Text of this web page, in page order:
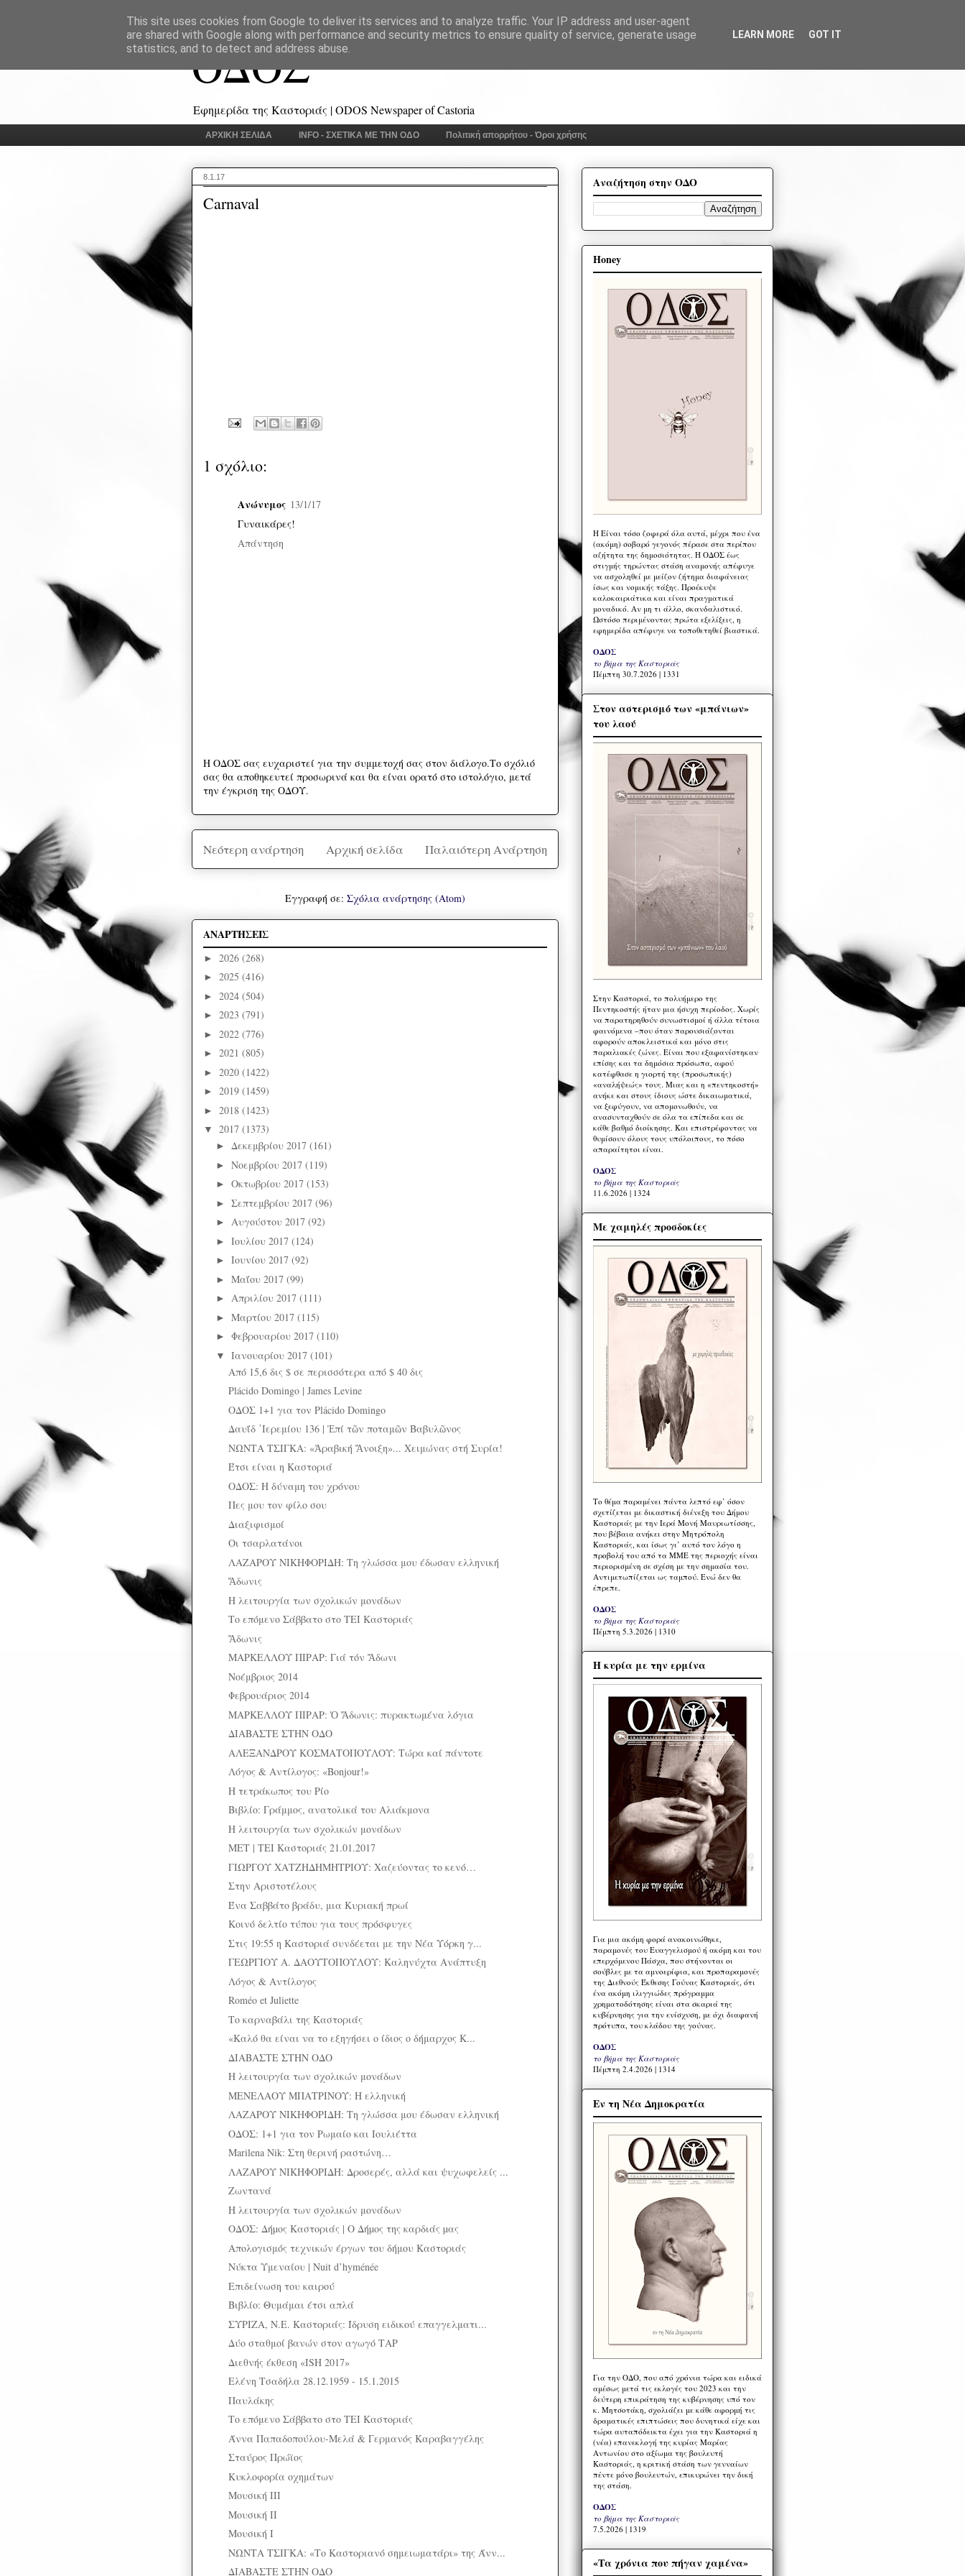
ΟΔΟΣ
Εφημερίδα της Καστοριάς | ODOS Newspaper of Castoria
ΑΡΧΙΚΗ ΣΕΛΙΔΑ INFO - ΣΧΕΤΙΚΑ ΜΕ ΤΗΝ ΟΔΟ Πολιτική απορρήτου - Όροι χρήσης
8.1.17
Carnaval
1 σχόλιο:
Ανώνυμος 13/1/17
Γυναικάρες!
Απάντηση
Η ΟΔΟΣ σας ευχαριστεί για την συμμετοχή σας στον διάλογο.Το σχόλιό
σας θα αποθηκευτεί προσωρινά και θα είναι ορατό στο ιστολόγιο, μετά
την έγκριση της ΟΔΟΥ.
Νεότερη ανάρτηση Παλαιότερη Ανάρτηση
Αρχική σελίδα
Εγγραφή σε: Σχόλια ανάρτησης (Atom)
ΑΝΑΡΤΗΣΕΙΣ
► 2026 (268)
► 2025 (416)
► 2024 (504)
► 2023 (791)
► 2022 (776)
► 2021 (805)
► 2020 (1422)
► 2019 (1459)
► 2018 (1423)
▼ 2017 (1373)
► Δεκεμβρίου 2017 (161)
► Νοεμβρίου 2017 (119)
► Οκτωβρίου 2017 (153)
► Σεπτεμβρίου 2017 (96)
► Αυγούστου 2017 (92)
► Ιουλίου 2017 (124)
► Ιουνίου 2017 (92)
► Μαΐου 2017 (99)
► Απριλίου 2017 (111)
► Μαρτίου 2017 (115)
► Φεβρουαρίου 2017 (110)
▼ Ιανουαρίου 2017 (101)
Από 15,6 δις $ σε περισσότερα από $ 40 δις
Plácido Domingo | James Levine
ΟΔΟΣ 1+1 για τον Plácido Domingo
Δαυΐδ ῾Ιερεμίου 136 | Ἐπί τῶν ποταμῶν Βαβυλῶνος
ΝΩΝΤΑ ΤΣΙΓΚΑ: «Ἀραβική Ἄνοιξη»... Χειμώνας στή Συρία!
Έτσι είναι η Καστοριά
ΟΔΟΣ: H δύναμη του χρόνου
Πες μου τον φίλο σου
Διαξιφισμοί
Οι τσαρλατάνοι
ΛΑΖΑΡΟΥ ΝΙΚΗΦΟΡΙΔΗ: Τη γλώσσα μου έδωσαν ελληνική
Ἄδωνις
Η λειτουργία των σχολικών μονάδων
Το επόμενο Σάββατο στο ΤΕΙ Καστοριάς
Ἄδωνις
ΜΑΡΚΕΛΛΟΥ ΠΙΡΑΡ: Γιά τόν Ἄδωνι
Νοέμβριος 2014
Φεβρουάριος 2014
ΜΑΡΚΕΛΛΟΥ ΠΙΡΑΡ: Ὁ Ἄδωνις: πυρακτωμένα λόγια
ΔΙΑΒΑΣΤΕ ΣΤΗΝ ΟΔΟ
ΑΛΕΞΑΝΔΡΟΥ ΚΟΣΜΑΤΟΠΟΥΛΟΥ: Τώρα καί πάντοτε
Λόγος & Αντίλογος: «Bonjour!»
Η τετράκωπος του Ρίο
Βιβλίο: Γράμμος, ανατολικά του Αλιάκμονα
Η λειτουργία των σχολικών μονάδων
ΜΕΤ | ΤΕΙ Καστοριάς 21.01.2017
ΓΙΩΡΓΟΥ ΧΑΤΖΗΔΗΜΗΤΡΙΟΥ: Χαζεύοντας το κενό…
Στην Αριστοτέλους
Ένα Σαββάτο βράδυ, μια Κυριακή πρωί
Κοινό δελτίο τύπου για τους πρόσφυγες
Στις 19:55 η Καστοριά συνδέεται με την Νέα Υόρκη γ...
ΓΕΩΡΓΙΟΥ Α. ΔΑΟΥΤΟΠΟΥΛΟΥ: Καληνύχτα Ανάπτυξη
Λόγος & Αντίλογος
Roméo et Juliette
Το καρναβάλι της Καστοριάς
«Καλό θα είναι να το εξηγήσει ο ίδιος ο δήμαρχος Κ...
ΔΙΑΒΑΣΤΕ ΣΤΗΝ ΟΔΟ
Η λειτουργία των σχολικών μονάδων
ΜΕΝΕΛΑΟΥ ΜΠΑΤΡΙΝΟΥ: Η ελληνική
ΛΑΖΑΡΟΥ ΝΙΚΗΦΟΡΙΔΗ: Τη γλώσσα μου έδωσαν ελληνική
ΟΔΟΣ: 1+1 για τον Ρωμαίο και Ιουλιέττα
Marilena Nik: Στη θερινή ραστώνη…
ΛΑΖΑΡΟΥ ΝΙΚΗΦΟΡΙΔΗ: Δροσερές, αλλά και ψυχωφελείς ...
Ζωντανά
Η λειτουργία των σχολικών μονάδων
ΟΔΟΣ: Δήµος Καστοριάς | Ο Δήµος της καρδιάς µας
Απολογισμός τεχνικών έργων του δήμου Καστοριάς
Νύκτα Υμεναίου | Nuit d’hyménée
Επιδείνωση του καιρού
Βιβλίο: Θυμάμαι έτσι απλά
ΣΥΡΙΖΑ, Ν.Ε. Καστοριάς: Ίδρυση ειδικού επαγγελματι...
Δύο σταθμοί βανών στον αγωγό ΤΑΡ
Διεθνής έκθεση «ISH 2017»
Ελένη Τσαδήλα 28.12.1959 - 15.1.2015
Παυλάκης
Το επόμενο Σάββατο στο ΤΕΙ Καστοριάς
Άννα Παπαδοπούλου-Μελά & Γερμανός Καραβαγγέλης
Σταύρος Πρώϊος
Κυκλοφορία οχημάτων
Μουσική III
Μουσική II
Μουσική I
ΝΩΝΤΑ ΤΣΙΓΚΑ: «Τo Καστοριανό σημειωματάρι» της Άνν...
ΔΙΑΒΑΣΤΕ ΣΤΗΝ ΟΔΟ
Αναζήτηση στην ΟΔΟ
Honey
Η Eίναι τόσο ζοφερά όλα αυτά, μέχρι που ένα
(ακόμη) σοβαρό γεγονός πέρασε στα περίπου
αζήτητα της δημοσιότητας. Η ΟΔΟΣ έως
στιγμής τηρώντας στάση αναμονής απέφυγε
να ασχοληθεί με μείζον ζήτημα διαφάνειας
ίσως και νομικής τάξης. Προέκυψε
καλοκαιριάτικα και είναι πραγματικά
μοναδικό. Αν μη τι άλλο, σκανδαλιστικό.
Ωστόσο περιμένοντας πρώτα εξελίξεις, η
εφημερίδα απέφυγε να τοποθετηθεί βιαστικά.
ΟΔΟΣ
το βήμα της Καστοριάς
Πέμπτη 30.7.2026 | 1331
Στον αστερισμό των «μπάνιων»
του λαού
Στην Καστοριά, το πολυήμερο της
Πεντηκοστής ήταν μια ήσυχη περίοδος. Χωρίς
να παρατηρηθούν συνωστισμοί ή άλλα τέτοια
φαινόμενα –που όταν παρουσιάζονται
αφορούν αποκλειστικά και μόνο στις
παραλιακές ζώνες. Είναι που εξαφανίστηκαν
επίσης και τα δημόσια πρόσωπα, αφού
κατέφθασε η γιορτή της (προσωπικής)
«αναλήψεώς» τους. Μιας και η «πεντηκοστή»
ανήκε και στους ίδιους ώστε δικαιωματικά,
να ξεφύγουν, να απομονωθούν, να
ανασυνταχθούν σε όλα τα επίπεδα και σε
κάθε βαθμό διοίκησης. Και επιστρέφοντας να
θυμίσουν όλους τους υπόλοιπους, το πόσο
απαραίτητοι είναι.
ΟΔΟΣ
το βήμα της Καστοριάς
11.6.2026 | 1324
Με χαμηλές προσδοκίες
Το θέμα παραμένει πάντα λεπτό εφ’ όσον
σχετίζεται με δικαστική διένεξη του Δήμου
Καστοριάς με την Ιερά Μονή Μαυριωτίσσης,
που βέβαια ανήκει στην Μητρόπολη
Καστοριάς, και ίσως γι’ αυτό τον λόγο η
προβολή του από τα ΜΜΕ της περιοχής είναι
περιορισμένη σε σχέση με την σημασία του.
Αντιμετωπίζεται ως ταμπού. Ενώ δεν θα
έπρεπε.
ΟΔΟΣ
το βήμα της Καστοριάς
Πέμπτη 5.3.2026 | 1310
Η κυρία με την ερμίνα
Για μια ακόμη φορά ανακοινώθηκε,
παραμονές του Ευαγγελισμού ή ακόμη και του
επερχόμενου Πάσχα, που στήνονται οι
σούβλες με τα αμνοερίφια, και προπαραμονές
της Διεθνούς Έκθεσης Γούνας Καστοριάς, ότι
ένα ακόμη ιλιγγιώδες πρόγραμμα
χρηματοδότησης είναι στα σκαριά της
κυβέρνησης για την ενίσχυση, με όχι διαφανή
πρότυπα, του κλάδου της γούνας.
ΟΔΟΣ
το βήμα της Καστοριάς
Πέμπτη 2.4.2026 | 1314
Εν τη Νέα Δημοκρατία
Για την ΟΔΟ, που από χρόνια τώρα και ειδικά
αμέσως μετά τις εκλογές του 2023 και την
δεύτερη επικράτηση της κυβέρνησης υπό τον
κ. Μητσοτάκη, σχολιάζει με κάθε αφορμή τις
δραματικές επιπτώσεις που δυνητικά είχε και
τώρα αυταπόδεικτα έχει για την Καστοριά η
(νέα) επανεκλογή της κυρίας Μαρίας
Αντωνίου στο αξίωμα της βουλευτή
Καστοριάς, η κριτική στάση των γενναίων
πέντε μόνο βουλευτών, επικυρώνει την δική
της στάση.
ΟΔΟΣ
το βήμα της Καστοριάς
7.5.2026 | 1319
«Τα χρόνια που πήγαν χαμένα»
This site uses cookies from Google to deliver its services and to analyze traffic. Your IP address and user-agent
are shared with Google along with performance and security metrics to ensure quality of service, generate usage
statistics, and to detect and address abuse.
LEARN MORE GOT IT